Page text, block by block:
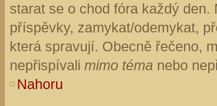
starat se o chod fóra každý
příspěvky, zamykat/odemykat,
která spravují. Obecně řečeno,
nepřispívali mimo téma nebo
Nahoru